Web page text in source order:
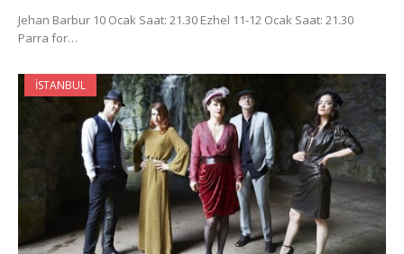
Jehan Barbur 10 Ocak Saat: 21.30 Ezhel 11-12 Ocak Saat: 21.30
Parra for…
İSTANBUL